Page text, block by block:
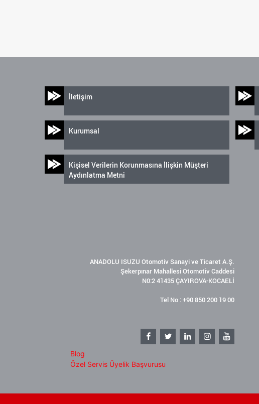
İletişim
Kurumsal
Kişisel Verilerin Korunmasına İlişkin Müşteri
Aydınlatma Metni
ANADOLU ISUZU Otomotiv Sanayi ve Ticaret A.Ş.
Şekerpınar Mahallesi Otomotiv Caddesi
N0:2 41435 ÇAYIROVA-KOCAELİ
Tel No : +90 850 200 19 00
Blog
Özel Servis Üyelik Başvurusu